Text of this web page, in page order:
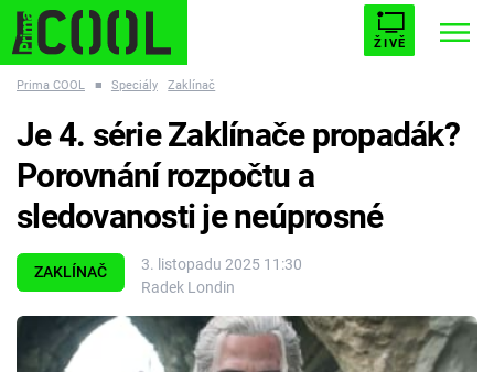
ŽIVĚ
ESCAPE PLNEJ KOTEL AVENGERS 5
Témata
Filmy
Prima COOL ■ Speciály Zaklínač
ZAKLÍNAČ
3. listopadu 2025 11:30
Radek Londin
Je 4. série Zaklínače propadák?
Porovnání rozpočtu a
sledovanosti je neúprosné